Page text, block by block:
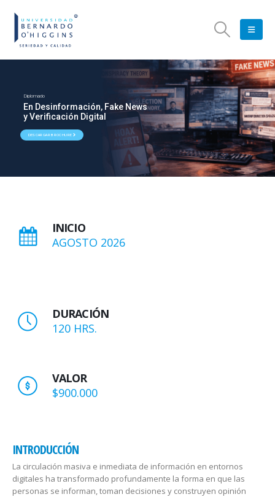
DESCARGAR BROCHURE
Diplomado
En Desinformación, Fake News
y Verificación Digital
INICIO
AGOSTO 2026
DURACIÓN
120 HRS.
VALOR
$900.000
INTRODUCCIÓN
La circulación masiva e inmediata de información en entornos
digitales ha transformado profundamente la forma en que las
personas se informan, toman decisiones y construyen opinión